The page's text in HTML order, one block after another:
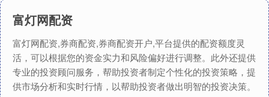
富灯网配资
富灯网配资,券商配资,券商配资开户,平台提供的配资额度灵
活，可以根据您的资金实力和风险偏好进行调整。此外还提供
专业的投资顾问服务，帮助投资者制定个性化的投资策略，提
供市场分析和实时行情，以帮助投资者做出明智的投资决策。